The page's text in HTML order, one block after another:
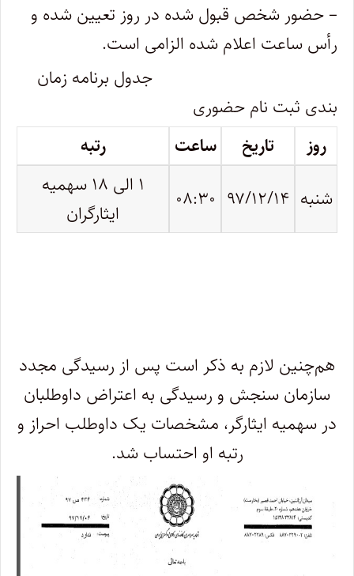
– حضور شخص قبول شده در روز تعیین شده و
رأس ساعت اعلام شده الزامی است.
جدول برنامه زمان
بندی ثبت نام حضوری
روز
تاریخ ساعت
رتبه
شنبه ۹۷/۱۲/۱۴ ۰۸:۳۰
۱ الی ۱۸ سهمیه
ایثارگران
هم‌چنین لازم به ذکر است پس از رسیدگی مجدد
سازمان سنجش و رسیدگی به اعتراض داوطلبان
در سهمیه ایثارگر، مشخصات یک داوطلب احراز و
رتبه او احتساب شد.